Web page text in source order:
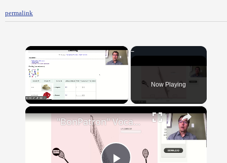
permalink
×
Now Playing
×
"BonPatron" Vocabulary - Clothing